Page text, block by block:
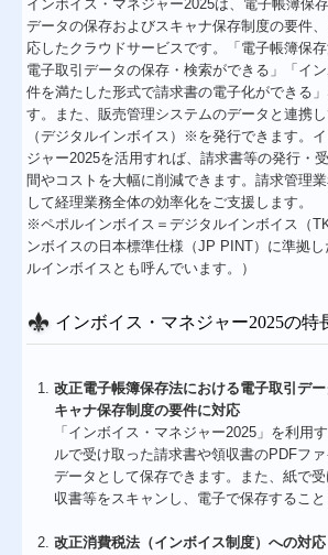
インボイス・マネジャー2025は、電子帳簿保
データの保存およびスキャナ保存制度の要件
応したクラウドサービスです。「電子帳簿保
電子取引データの保存・検索ができる」「イ
件を満たした形式で請求書の電子化ができる
す。また、販売管理システムのデータと連携
（デジタルインボイス）※を発行できます。
ジャー2025を活用すれば、請求書等の発行・
間やコストを大幅に削減できます。請求管理
して経理業務全体の効率化をご支援します。
※ペポルインボイス＝デジタルインボイス（
ンボイスの日本標準仕様（JP PINT）に準拠
ルインボイスとも呼んでいます。）
インボイス・マネジャー2025の特
改正電子帳簿保存法における電子取引デ
キャナ保存制度の要件に対応
「インボイス・マネジャー2025」を利用
ルで受け取った請求書や領収書のPDFファ
データとして保存できます。また、紙で
収書等をスキャンし、電子で保存すること
改正消費税法（インボイス制度）への対応